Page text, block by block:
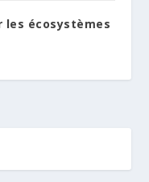
écosystèmes